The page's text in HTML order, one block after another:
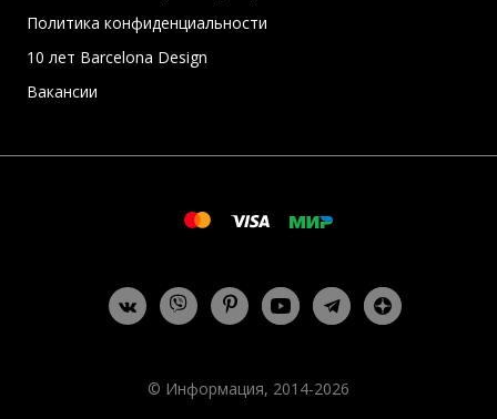
Политика конфиденциальности
10 лет Barcelona Design
Вакансии
© Информация, 2014-2026